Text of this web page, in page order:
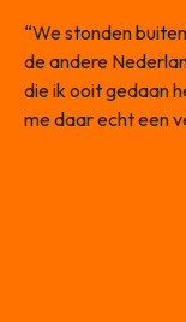
“We stonden
de andere
die ik ooit gedaan
me daar echt een